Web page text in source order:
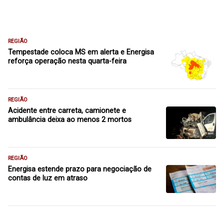
REGIÃO
Tempestade coloca MS em alerta e Energisa
reforça operação nesta quarta-feira
REGIÃO
Acidente entre carreta, camionete e
ambulância deixa ao menos 2 mortos
REGIÃO
Energisa estende prazo para negociação de
contas de luz em atraso